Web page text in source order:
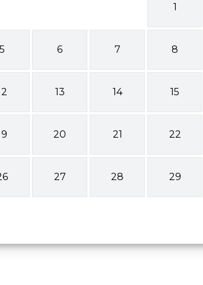
1
5 6 7 8
13 14 15
20 21 22
27 28 29